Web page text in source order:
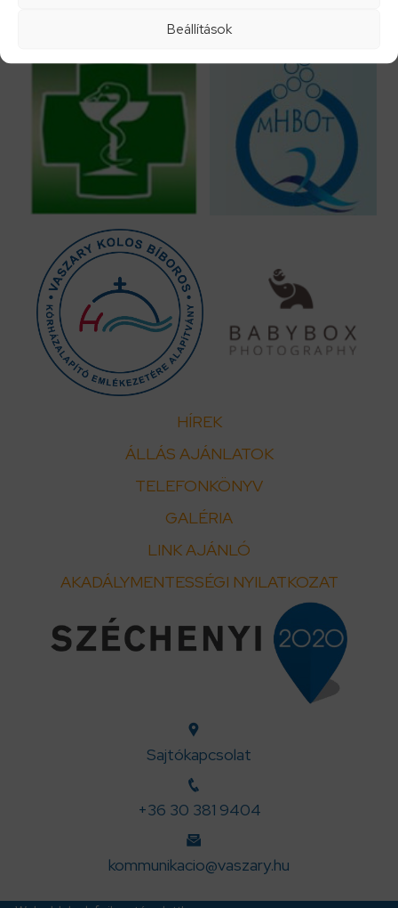
Beállítások
titkarsag@vaszary.hu
HÍREK
ÁLLÁS AJÁNLATOK
TELEFONKÖNYV
GALÉRIA
LINK AJÁNLÓ
AKADÁLYMENTESSÉGI NYILATKOZAT
Sajtókapcsolat
+36 30 381 9404
kommunikacio@vaszary.hu